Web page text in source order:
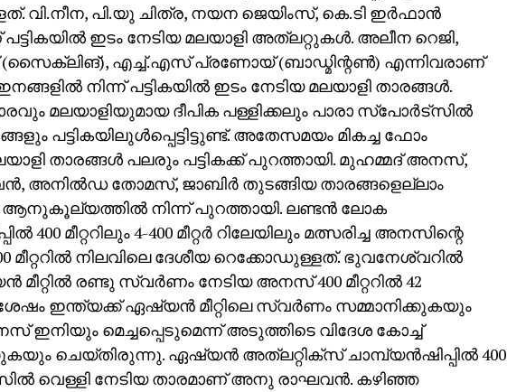
വി.നീന, പി.യു ചിത്ര, നയന ജെയിംസ്, കെ.ടി ഇര്‍ഫാന്‍
ഇടം നേടിയ മലയാളി അത്‌ലറ്റുകള്‍. അലീന റെജി,
എച്ച്.എസ് പ്രണോയ് (ബാഡ്മിന്റണ്‍) എന്നിവരാണ്
നിന്ന് പട്ടികയില്‍ ഇടം നേടിയ മലയാളി താരങ്ങള്‍.
മലയാളിയുമായ ദീപിക പള്ളിക്കലും പാരാ സ്‌പോര്‍ട്‌സില്‍
പട്ടികയിലുള്‍പ്പെട്ടിട്ടുണ്ട്. അതേസമയം മികച്ച ഫോം
താരങ്ങള്‍ പലരും പട്ടികക്ക് പുറത്തായി. മുഹമ്മദ് അനസ്,
അനില്‍ഡ തോമസ്, ജാബിര്‍ തുടങ്ങിയ താരങ്ങളെല്ലാം
ആനുകൂല്യത്തില്‍ നിന്ന് പുറത്തായി. ലണ്ടന്‍ ലോക
400 മീറ്ററിലും 4-400 മീറ്റര്‍ റിലേയിലും മത്സരിച്ച അനസിന്റെ
മീറ്ററില്‍ നിലവിലെ ദേശീയ റെക്കോഡുള്ളത്. ഭുവനേശ്വറില്‍
രണ്ടു സ്വര്‍ണം നേടിയ അനസ് 400 മീറ്ററില്‍ 42
ഇന്ത്യക്ക് ഏഷ്യന്‍ മീറ്റിലെ സ്വര്‍ണം സമ്മാനിക്കുകയും
മെച്ചപ്പെടുമെന്ന് അടുത്തിടെ വിദേശ കോച്ച്
ചെയ്തിരുന്നു. ഏഷ്യന്‍ അത്‌ലറ്റിക്‌സ് ചാമ്പ്യന്‍ഷിപ്പില്‍ 400
വെള്ളി നേടിയ താരമാണ് അനു രാഘവന്‍. കഴിഞ്ഞ